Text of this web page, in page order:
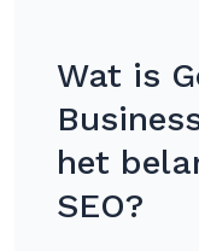
Wat is
het
SEO?